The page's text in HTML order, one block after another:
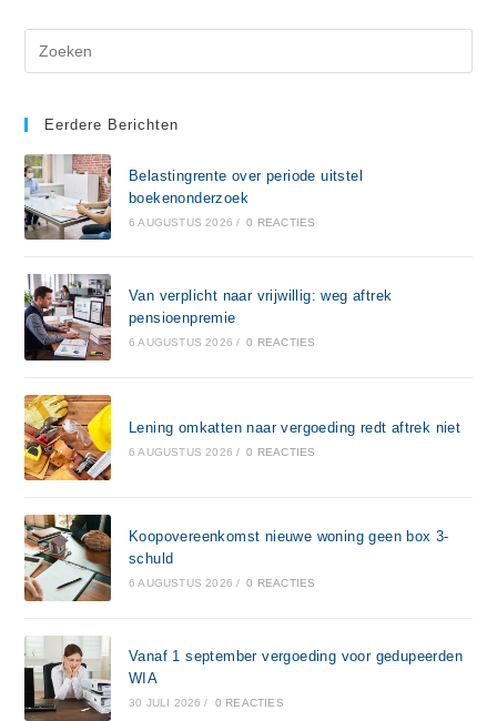
Eerdere Berichten
Belastingrente over periode uitstel
boekenonderzoek
6 AUGUSTUS 2026 / 0 REACTIES
Van verplicht naar vrijwillig: weg aftrek
pensioenpremie
6 AUGUSTUS 2026 / 0 REACTIES
Lening omkatten naar vergoeding redt aftrek niet
6 AUGUSTUS 2026 / 0 REACTIES
Koopovereenkomst nieuwe woning geen box 3-
schuld
6 AUGUSTUS 2026 / 0 REACTIES
Vanaf 1 september vergoeding voor gedupeerden
WIA
30 JULI 2026 / 0 REACTIES